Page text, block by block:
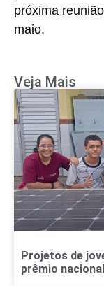
próxima
maio.
Veja Mais
Projetos de
prêmio